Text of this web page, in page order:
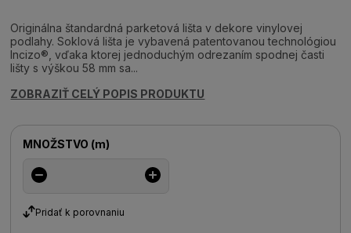
Originálna štandardná parketová lišta v dekore vinylovej
podlahy. Soklová lišta je vybavená patentovanou technológiou
Incizo®, vďaka ktorej jednoduchým odrezaním spodnej časti
lišty s výškou 58 mm sa...
ZOBRAZIŤ CELÝ POPIS PRODUKTU
MNOŽSTVO (m)
Pridať k porovnaniu